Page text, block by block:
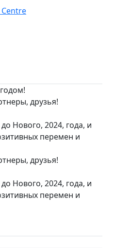
друзья!
Нового, 2024, года, и
перемен и
друзья!
Нового, 2024, года, и
перемен и